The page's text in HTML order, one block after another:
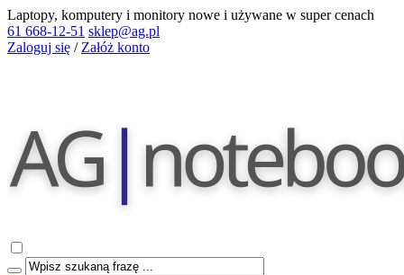
Laptopy, komputery i monitory nowe i używane w super cenach
61 668-12-51 sklep@ag.pl
Zaloguj się / Załóż konto